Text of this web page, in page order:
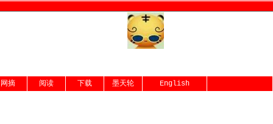
网摘 阅读 下载 墨天轮 English